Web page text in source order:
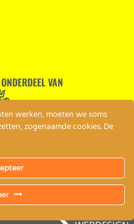
VAN
werken, moeten we soms
zogenaamde cookies. De